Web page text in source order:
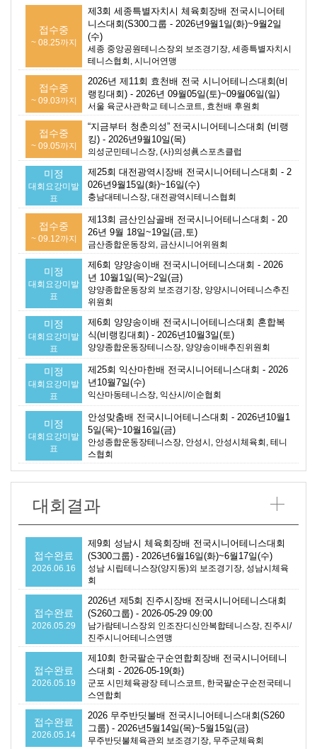
접수중
~ 08.25까지
제3회 세종특별자치시 체육회장배 전국시니어테
니스대회(S300그룹 - 2026년9월1일(화)~9월2일
(수)
세종 중앙공원테니스장외 보조경기장, 세종특별자치시
테니스협회, 시니어연맹
접수중
~ 09.03까지
2026년 제11회 효천배 전국 시니어테니스대회(비
랭킹대회) - 2026년 09월05일(토)~09월06일(일)
서울 육군사관학교 테니스코트, 효천배 후원회
접수중
~ 09.05까지
“지금부터 청춘의성” 전국시니어테니스대회 (비랭
킹) - 2026년9월10일(목)
의성군민테니스장, (사)의성眞스포츠클럽
미정
대회요강미발
표
제25회 대전광역시장배 전국시니어테니스대회 - 2
026년9월15일(화)~16일(수)
충남대테니스장, 대전광역시테니스협회
접수중
~ 09.12까지
제13회 금산인삼골배 전국시니어테니스대회 - 20
26년 9월 18일~19일(금,토)
금산종합운동장외, 금산시니어위원회
미정
대회요강미발
표
제6회 양양송이배 전국시니어테니스대회 - 2026
년 10월1일(목)~2일(금)
양양종합운동장외 보조경기장, 양양시니어테니스추진
위원회
미정
대회요강미발
표
제6회 양양송이배 전국시니어테니스대회 혼합복
식(비랭킹대회) - 2026년10월3일(토)
양양종합운동장테니스장, 양양송이배추진위원회
미정
대회요강미발
표
제25회 익산마한배 전국시니어테니스대회 - 2026
년10월7일(수)
익산마동테니스장, 익산시/이순협회
미정
대회요강미발
표
안성맞춤배 전국시니어테니스대회 - 2026년10월1
5일(목)~10월16일(금)
안성종합운동장테니스장, 안성시, 안성시체육회, 테니
스협회
대회결과
접수완료
2026.06.16
제9회 성남시 체육회장배 전국시니어테니스대회
(S300그룹) - 2026년6월16일(화)~6월17일(수)
성남 시립테니스장(양지동)외 보조경기장, 성남시체육
회
접수완료
2026.05.29
2026년 제5회 진주시장배 전국시니어테니스대회
(S260그룹) - 2026-05-29 09:00
남가람테니스장외 인조잔디신안복합테니스장, 진주시/
진주시니어테니스연맹
접수완료
2026.05.19
제10회 한국팔순구순연합회장배 전국시니어테니
스대회 - 2026-05-19(화)
군포 시민체육광장 테니스코트, 한국팔순구순전국테니
스연합회
접수완료
2026.05.14
2026 무주반딧불배 전국시니어테니스대회(S260
그룹) - 2026년5월14일(목)~5월15일(금)
무주반딧불체육관외 보조경기장, 무주군체육회